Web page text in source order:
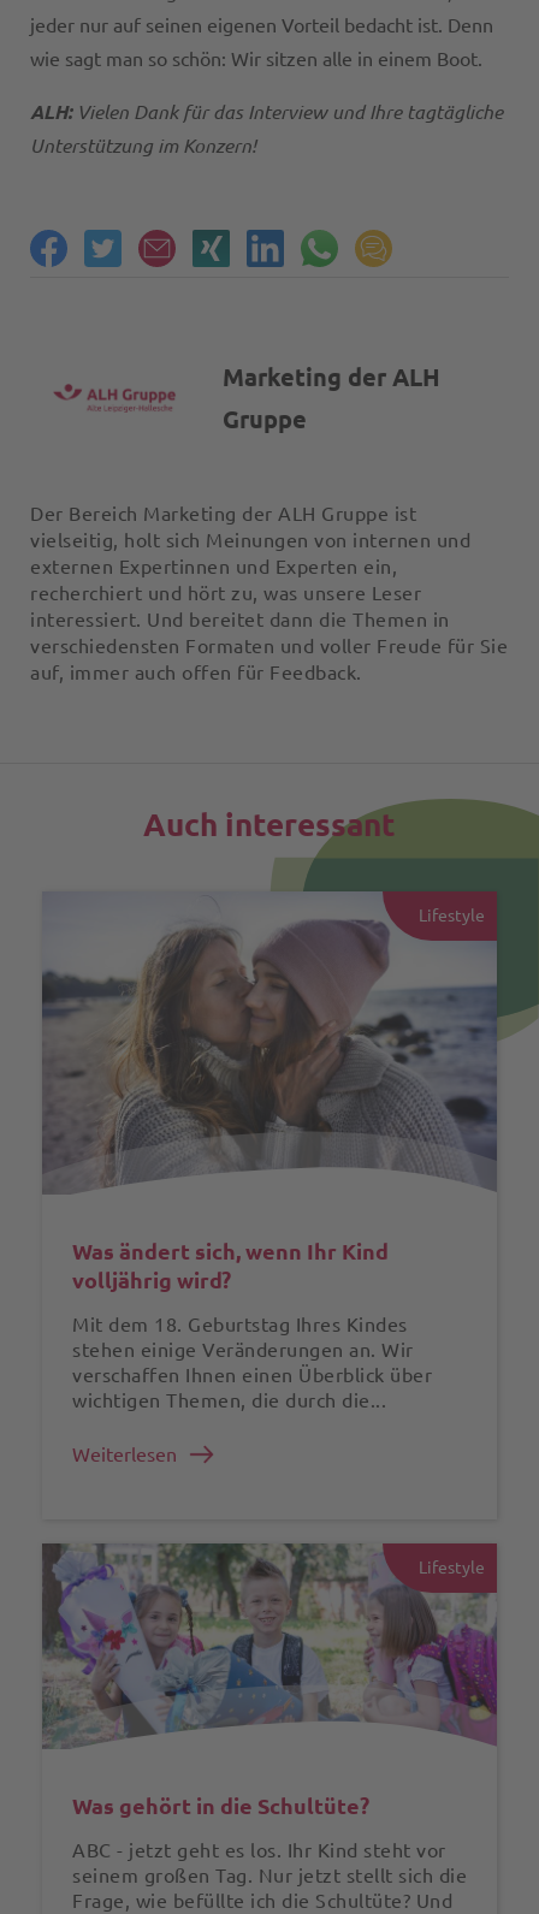
jeder nur auf seinen eigenen Vorteil bedacht ist. Denn
wie sagt man so schön: Wir sitzen alle in einem Boot.
ALH: Vielen Dank für das Interview und Ihre tagtägliche
Unterstützung im Konzern!
Marketing der ALH
Gruppe
Der Bereich Marketing der ALH Gruppe ist
vielseitig, holt sich Meinungen von internen und
externen Expertinnen und Experten ein,
recherchiert und hört zu, was unsere Leser
interessiert. Und bereitet dann die Themen in
verschiedensten Formaten und voller Freude für Sie
auf, immer auch offen für Feedback.
Auch interessant
Lifestyle
Was ändert sich, wenn Ihr Kind
volljährig wird?
Mit dem 18. Geburtstag Ihres Kindes
stehen einige Veränderungen an. Wir
verschaffen Ihnen einen Überblick über
wichtigen Themen, die durch die...
Weiterlesen
Lifestyle
Was gehört in die Schultüte?
ABC - jetzt geht es los. Ihr Kind steht vor
seinem großen Tag. Nur jetzt stellt sich die
Frage, wie befüllte ich die Schultüte? Und